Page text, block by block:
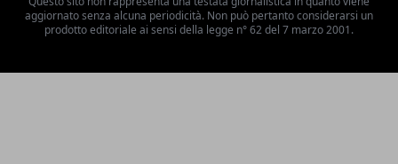
aggiornato senza alcuna periodicità. Non può pertanto considerarsi un
prodotto editoriale ai sensi della legge n° 62 del 7 marzo 2001.